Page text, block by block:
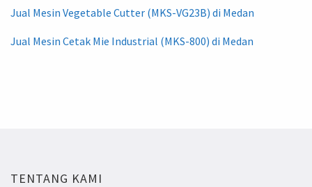
Jual Mesin Vegetable Cutter (MKS-VG23B) di Medan
Jual Mesin Cetak Mie Industrial (MKS-800) di Medan
TENTANG KAMI